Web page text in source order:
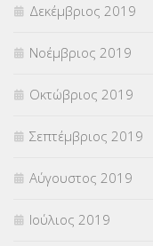
Δεκέμβριος 2019
Νοέμβριος 2019
Οκτώβριος 2019
Σεπτέμβριος 2019
Αύγουστος 2019
Ιούλιος 2019